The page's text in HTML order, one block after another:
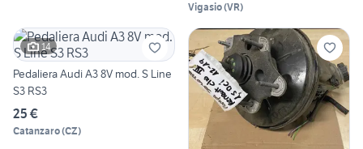
Vigasio(VR)
14
Pedaliera Audi A3 8V mod. S Line
S3 RS3
25 €
Catanzaro(CZ)